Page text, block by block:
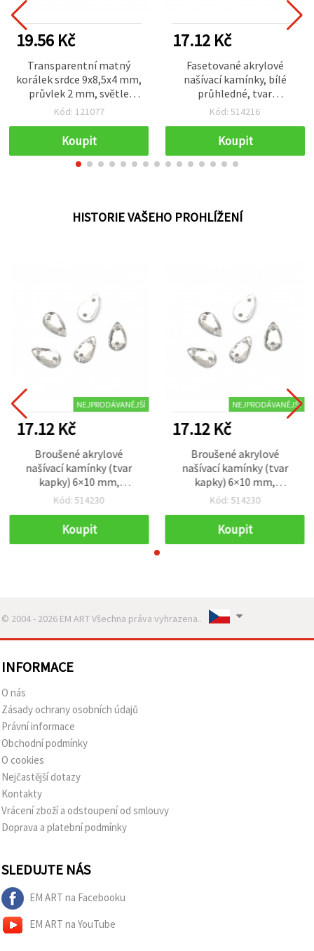
19.56 Kč
Transparentní matný
korálek srdce 9x8,5x4 mm,
průvlek 2 mm, světle
fialový – 20 g (cca 125 ks)
Kód: 121077
Koupit
17.12 Kč
Fasetované akrylové
našívací kamínky, bílé
průhledné, tvar
postavičky, 6×8 mm, 50 ks
Kód: 514216
Koupit
HISTORIE VAŠEHO PROHLÍŽENÍ
NEJPRODÁVANĚJŠÍ
17.12 Kč
Broušené akrylové
našívací kamínky (tvar
kapky) 6×10 mm,
transparentní bílá – na
Kód: 514230
Koupit
NEJPRODÁVANĚJŠÍ
17.12 Kč
Broušené akrylové
našívací kamínky (tvar
kapky) 6×10 mm,
transparentní bílá – na
Kód: 514230
Koupit
© 2004 - 2026 EM ART Všechna práva vyhrazena..
INFORMACE
O nás
Zásady ochrany osobních údajů
Právní informace
Obchodní podmínky
O cookies
Nejčastější dotazy
Kontakty
Vrácení zboží a odstoupení od smlouvy
Doprava a platební podmínky
SLEDUJTE NÁS
EM ART na Facebooku
EM ART na YouTube